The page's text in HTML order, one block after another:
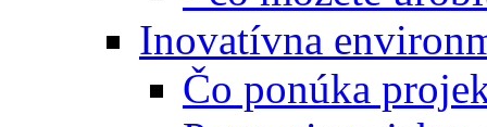
Inovatívna
Čo ponúka